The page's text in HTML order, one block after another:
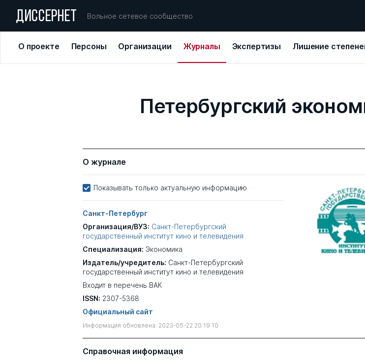
ДИССЕРНЕТ Вольное сетевое сообщество
О проекте Персоны Организации Журналы Экспертизы Лишение
Петербургский
О журнале
Показывать только актуальную информацию
Санкт-Петербург
Организация/ВУЗ: Санкт-Петербургский
государственный институт кино и телевидения
Специализация: Экономика
Издатель/учредитель: Санкт-Петербургский
государственный институт кино и телевидения
Входит в перечень ВАК
ISSN: 2307-5368
Официальный сайт
Информация обновлена: 2023-05-22 20:19:10
Справочная информация